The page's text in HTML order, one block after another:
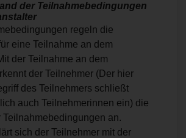
der Teilnahmebedingungen
regeln die
eine Teilnahme an dem
der Teilnahme an dem
der Teilnehmer (Der hier
des Teilnehmers schließt
auch Teilnehmerinnen ein) die
Teilnahmebedingungen an.
sich der Teilnehmer mit der